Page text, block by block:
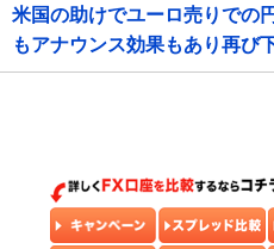
米国の助けでユーロ売りでの
もアナウンス効果もあり再び